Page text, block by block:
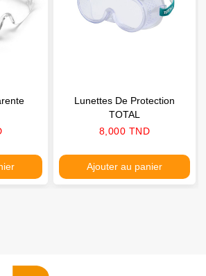
Lunettes De Protection
TOTAL
Prix
8,000 TND
Ajouter au panier